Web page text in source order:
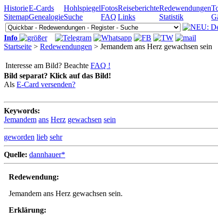
HistorieE-Cards HohlspiegelFotosReiseberichteRedewendungen
SitemapGenealogieSuche FAQ Links Statistik
Info
Startseite > Redewendungen > Jemandem ans Herz gewachsen sein
Interesse am Bild? Beachte FAQ !
Bild separat? Klick auf das Bild!
Als E-Card versenden?
Keywords:
Jemandem ans Herz gewachsen sein
geworden lieb sehr
Quelle: dannhauer*
Redewendung:
Jemandem ans Herz gewachsen sein.
Erklärung: